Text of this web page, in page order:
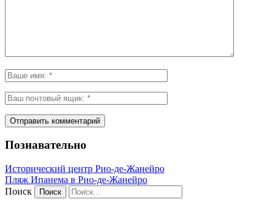
Познавательно
Исторический центр Рио-де-Жанейро
Пляж Ипанема в Рио-де-Жанейро
Поиск